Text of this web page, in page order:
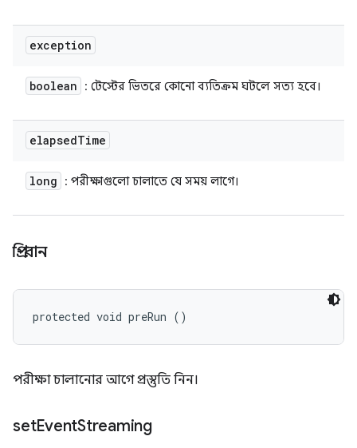
exception
boolean : টেস্টের ভিতরে কোনো ব্যতিক্রম ঘটলে সত্য হবে।
elapsedTime
long : পরীক্ষাগুলো চালাতে যে সময় লাগে।
প্রি-রান
protected void preRun ()
পরীক্ষা চালানোর আগে প্রস্তুতি নিন।
setEventStreaming